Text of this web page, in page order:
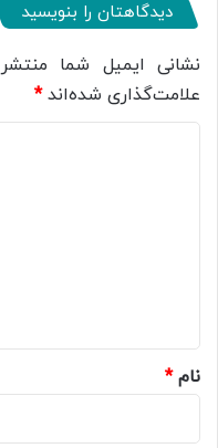
دیدگاهتان را بنویسید
نشانی ایمیل شما
علامت‌گذاری شده‌اند*
نام*